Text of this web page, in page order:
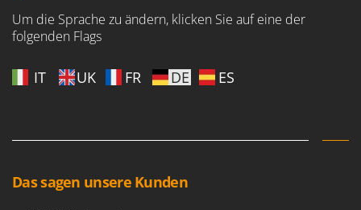
Um die Sprache zu ändern, klicken Sie auf eine der
folgenden Flags
IT UK FR DE ES
Das sagen unsere Kunden